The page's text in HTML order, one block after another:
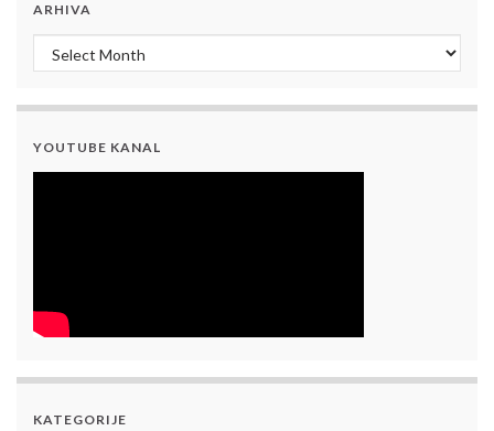
ARHIVA
Arhiva
YOUTUBE KANAL
KATEGORIJE